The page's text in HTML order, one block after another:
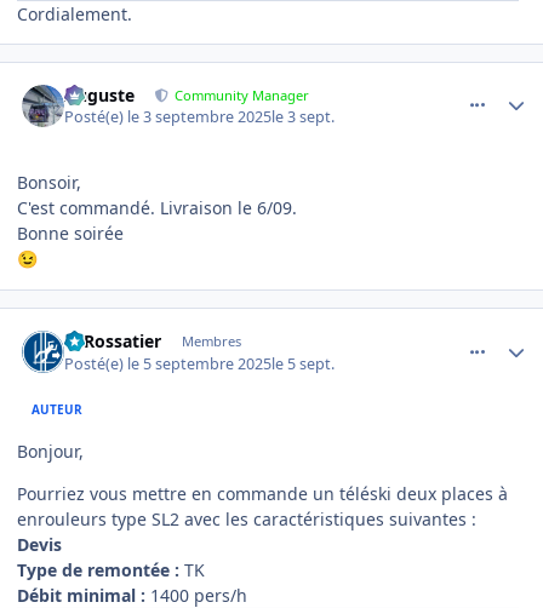
Cordialement.
Auguste Community Manager
Posté(e) le 3 septembre 2025le 3 sept.
Bonsoir,
C'est commandé. Livraison le 6/09.
Bonne soirée
😉
LeRossatier Membres
Posté(e) le 5 septembre 2025le 5 sept.
AUTEUR
Bonjour,
Pourriez vous mettre en commande un téléski deux places à
enrouleurs type SL2 avec les caractéristiques suivantes :
Devis
Type de remontée : TK
Débit minimal : 1400 pers/h